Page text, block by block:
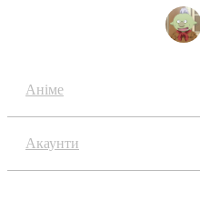
Аніме
Акаунти